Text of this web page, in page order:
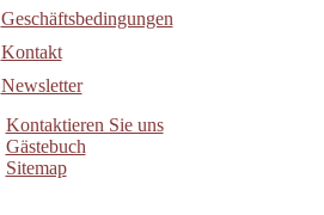
Geschäftsbedingungen
Kontakt
Newsletter
Kontaktieren Sie uns
Gästebuch
Sitemap